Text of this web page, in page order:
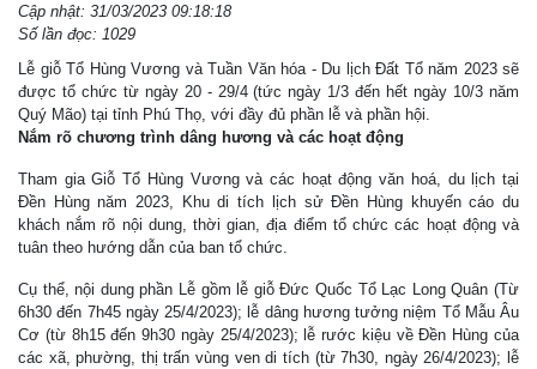
Cập nhật: 31/03/2023 09:18:18
Số lần đọc: 1029
Lễ giỗ Tổ Hùng Vương và Tuần Văn hóa - Du lịch Đất Tổ năm 2023 sẽ
được tổ chức từ ngày 20 - 29/4 (tức ngày 1/3 đến hết ngày 10/3 năm
Quý Mão) tại tỉnh Phú Thọ, với đầy đủ phần lễ và phần hội.
Nắm rõ chương trình dâng hương và các hoạt động
Tham gia Giỗ Tổ Hùng Vương và các hoạt động văn hoá, du lịch tại
Đền Hùng năm 2023, Khu di tích lịch sử Đền Hùng khuyến cáo du
khách nắm rõ nội dung, thời gian, địa điểm tổ chức các hoạt động và
tuân theo hướng dẫn của ban tổ chức.
Cụ thể, nội dung phần Lễ gồm lễ giỗ Đức Quốc Tổ Lạc Long Quân (Từ
6h30 đến 7h45 ngày 25/4/2023); lễ dâng hương tưởng niệm Tổ Mẫu Âu
Cơ (từ 8h15 đến 9h30 ngày 25/4/2023); lễ rước kiệu về Đền Hùng của
các xã, phường, thị trấn vùng ven di tích (từ 7h30, ngày 26/4/2023); lễ